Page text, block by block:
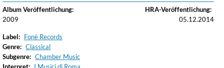
Album Veröffentlichung:
2009
HRA-Veröffentlichung:
05.12.2014
Label: Fonè Records
Genre: Classical
Subgenre: Chamber Music